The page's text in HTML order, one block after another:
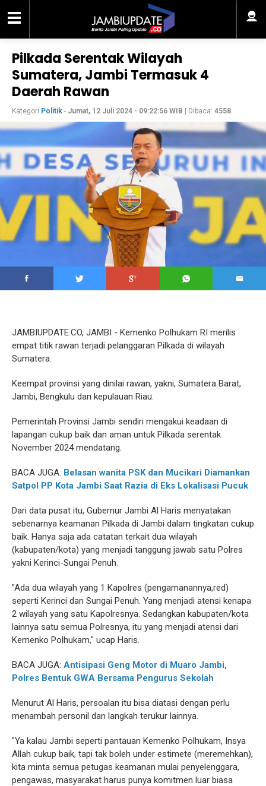
Pilkada Serentak Wilayah
Sumatera, Jambi Termasuk 4
Daerah Rawan
Kategori Politik - Jumat, 12 Juli 2024 - 09:22:56 WIB | Dibaca: 4558
JAMBIUPDATE.CO, JAMBI - Kemenko Polhukam RI merilis
empat titik rawan terjadi pelanggaran Pilkada di wilayah
Sumatera.
Keempat provinsi yang dinilai rawan, yakni, Sumatera Barat,
Jambi, Bengkulu dan kepulauan Riau.
Pemerintah Provinsi Jambi sendiri mengakui keadaan di
lapangan cukup baik dan aman untuk Pilkada serentak
November 2024 mendatang.
BACA JUGA: Belasan wanita PSK dan Mucikari Diamankan
Satpol PP Kota Jambi Saat Razia di Eks Lokalisasi Pucuk
Dari data pusat itu, Gubernur Jambi Al Haris menyatakan
sebenarnya keamanan Pilkada di Jambi dalam tingkatan cukup
baik. Hanya saja ada catatan terkait dua wilayah
(kabupaten/kota) yang menjadi tanggung jawab satu Polres
yakni Kerinci-Sungai Penuh.
"Ada dua wilayah yang 1 Kapolres (pengamanannya,red)
seperti Kerinci dan Sungai Penuh. Yang menjadi atensi kenapa
2 wilayah yang satu Kapolresnya. Sedangkan kabupaten/kota
lainnya satu semua Polresnya, itu yang menjadi atensi dari
Kemenko Polhukam," ucap Haris.
BACA JUGA: Antisipasi Geng Motor di Muaro Jambi,
Polres Bentuk GWA Bersama Pengurus Sekolah
Menurut Al Haris, persoalan itu bisa diatasi dengan perlu
menambah personil dan langkah terukur lainnya.
"Ya kalau Jambi seperti pantauan Kemenko Polhukam, Insya
Allah cukup baik, tapi tak boleh under estimete (meremehkan),
kita minta semua petugas keamanan mulai penyelenggara,
pengawas, masyarakat harus punya komitmen luar biasa